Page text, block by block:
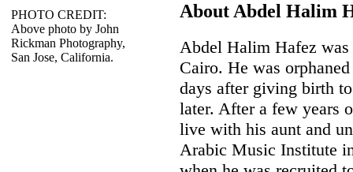
PHOTO CREDIT:
Above photo by John
Rickman Photography,
San Jose, California.
About Abdel Halim
Abdel Halim Hafez
Cairo. He was
days after giving birth
later. After a few years
live with his aunt and
Arabic Music Institute